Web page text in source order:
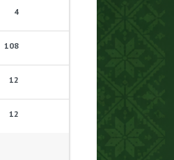
4
108
12
12